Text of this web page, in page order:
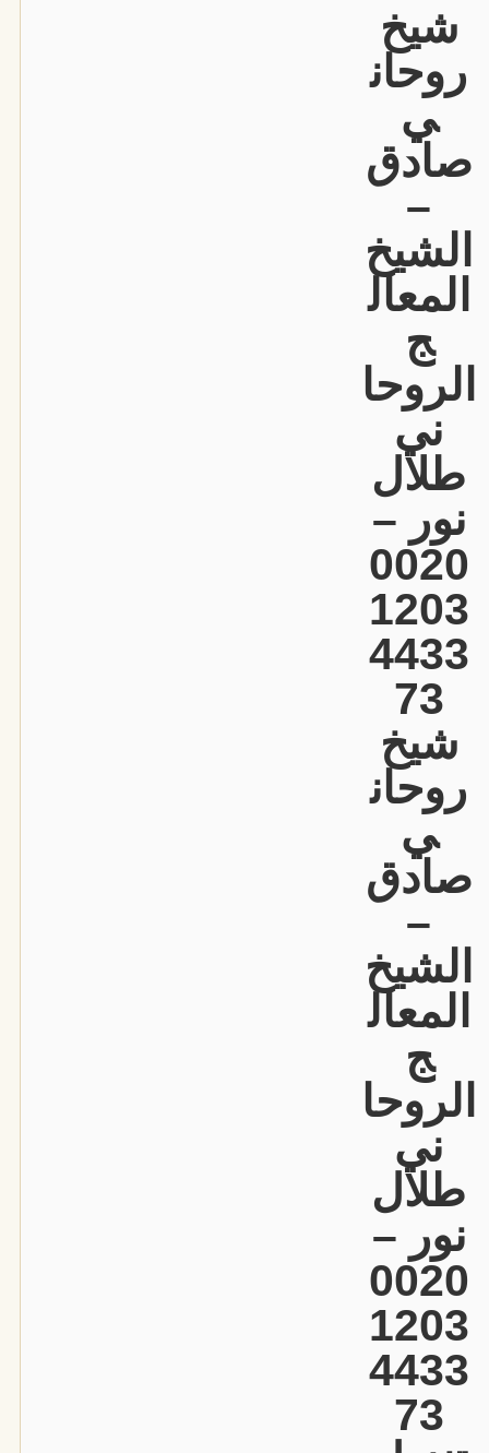
شيخ
روحان
ي
صادق
–
الشيخ
المعال
ج
الروحا
ني
طلال
نور –
0020
1203
4433
73
شيخ
روحان
ي
صادق
–
الشيخ
المعال
ج
الروحا
ني
طلال
نور –
0020
1203
4433
73